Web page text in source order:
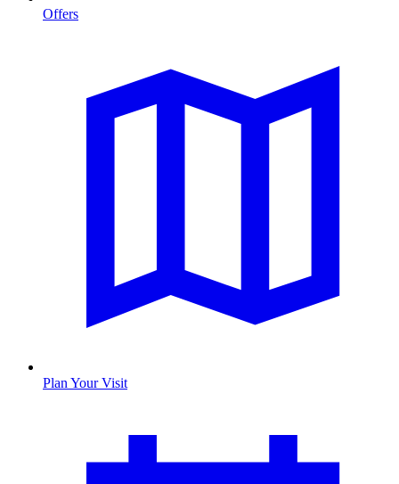
Offers
Plan Your Visit